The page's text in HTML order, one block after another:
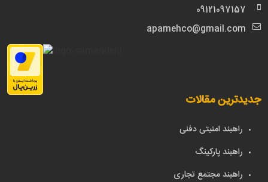
09121097157
apamehco@gmail.com
جدیدترین مقالات
راهبند امنیتی دفنی
راهبند پارکینگ
راهبند مجتمع تجاری